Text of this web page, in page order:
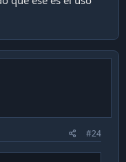
un decente
un plastico que
#24